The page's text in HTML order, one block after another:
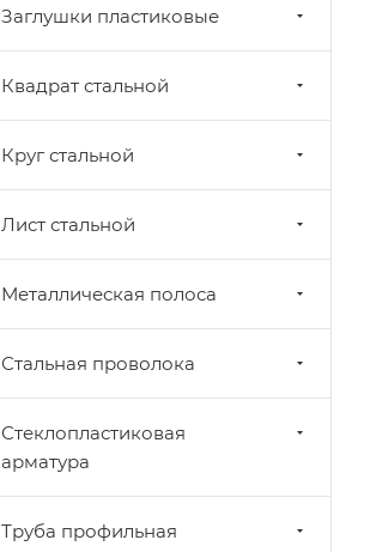
Заглушки пластиковые
Квадрат стальной
Круг стальной
Лист стальной
Металлическая полоса
Стальная проволока
Стеклопластиковая
арматура
Труба профильная